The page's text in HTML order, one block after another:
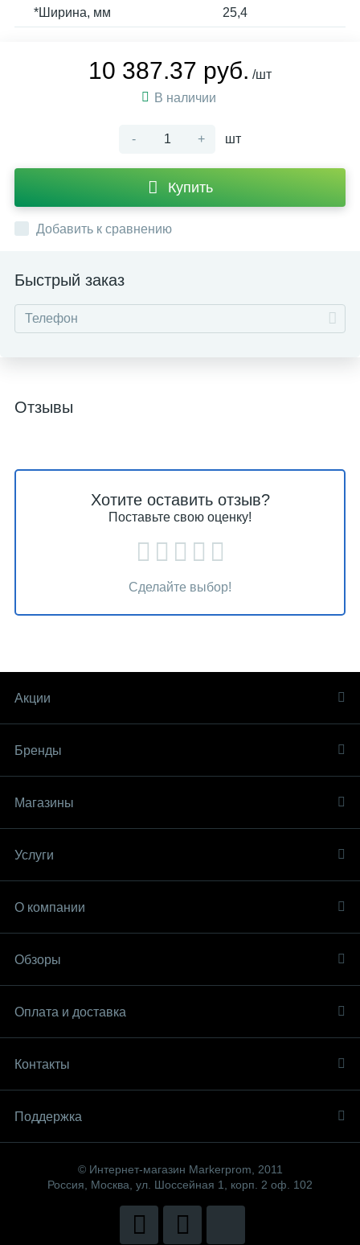
*Ширина, мм 25,4
10 387.37 руб. /шт
В наличии
- + шт
Купить
Добавить к сравнению
Быстрый заказ
Отзывы
Хотите оставить отзыв?
Поставьте свою оценку!
Сделайте выбор!
Акции
Бренды
Магазины
Услуги
О компании
Обзоры
Оплата и доставка
Контакты
Поддержка
© Интернет-магазин Markerprom, 2011
Россия, Москва, ул. Шоссейная 1, корп. 2 оф. 102